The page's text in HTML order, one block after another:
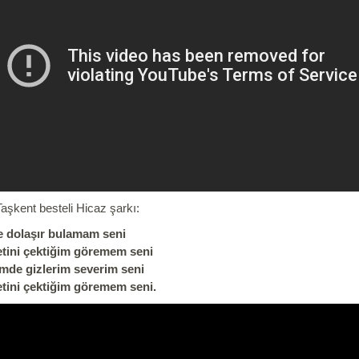
besteli Hicaz şarkı:
dolaşır bulamam seni
çektiğim göremem seni
gizlerim severim seni
çektiğim göremem seni.